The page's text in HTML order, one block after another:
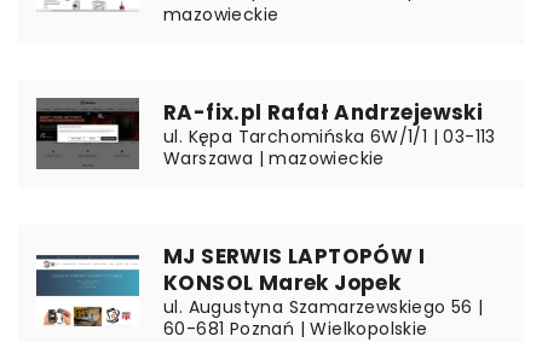
mazowieckie
RA-fix.pl Rafał Andrzejewski
ul. Kępa Tarchomińska 6W/1/1 | 03-113
Warszawa | mazowieckie
MJ SERWIS LAPTOPÓW I
KONSOL Marek Jopek
ul. Augustyna Szamarzewskiego 56 |
60-681 Poznań | Wielkopolskie